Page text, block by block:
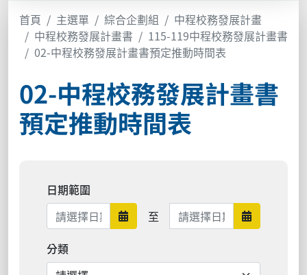
首頁 主選單 綜合企劃組
中程校務發展計畫
中程校務發展計畫書
115-119中程校務發展計畫書
02-中程校務發展計畫書預定推動時間表
02-中程校務發展計畫書
預定推動時間表
日期範圍
日期範圍開始
至 日期範圍結束 日期範圍
分類